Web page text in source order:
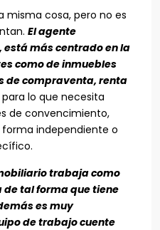
misma cosa, pero no es
El agente
más centrado en la
como de inmuebles
de compraventa, renta
para lo que necesita
de convencimiento,
independiente o
trabaja como
tal forma que tiene
es muy
de trabajo cuente